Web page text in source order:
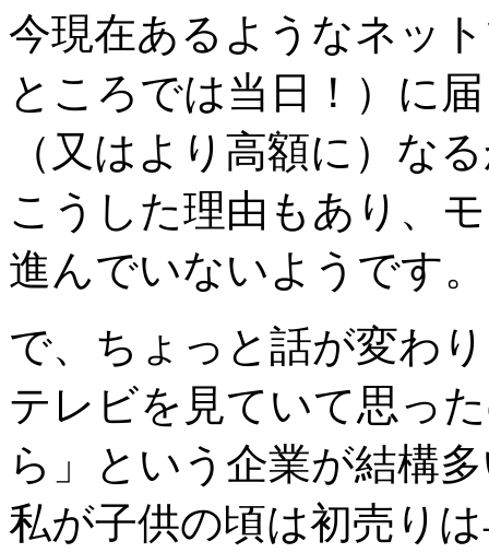
今現在あるようなネッ
ところでは当日！）に
（又はより高額に）な
こうした理由もあり、
進んでいないようです。
で、ちょっと話が変わ
テレビを見ていて思っ
ら」という企業が結構
私が子供の頃は初売り